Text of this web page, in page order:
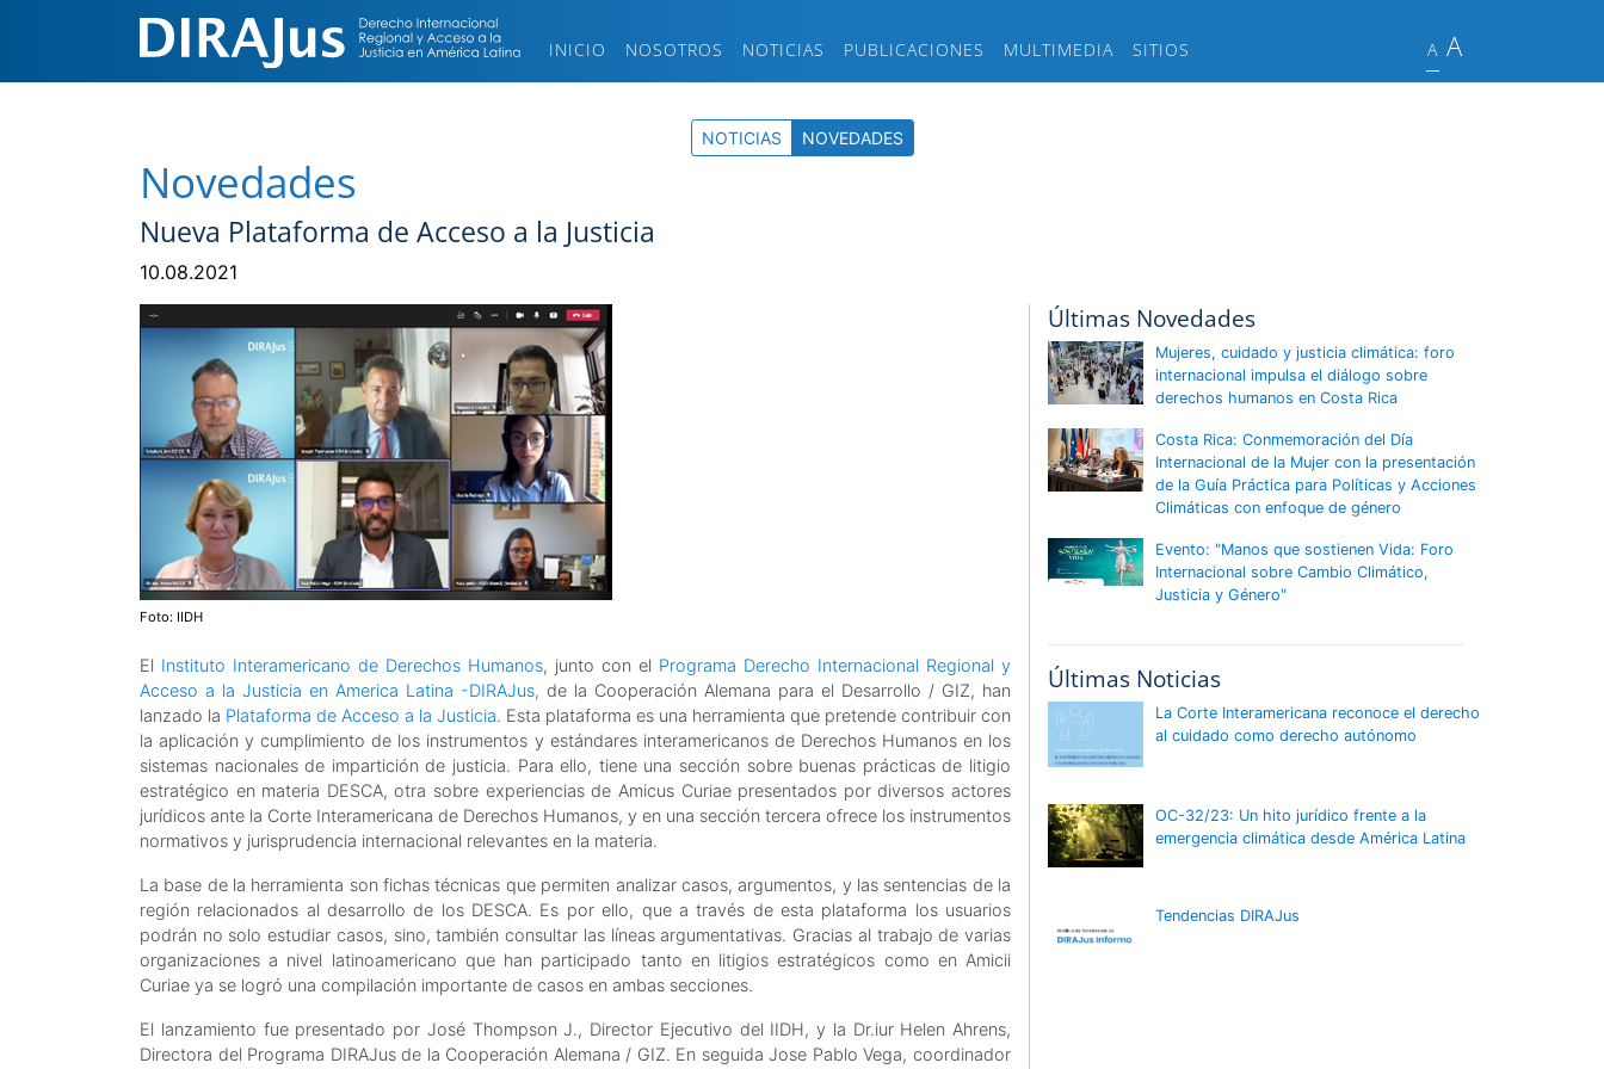
INICIO NOSOTROS NOTICIAS PUBLICACIONES MULTIMEDIA SITIOS A A
NOTICIAS NOVEDADES
Novedades
Nueva Plataforma de Acceso a la Justicia
10.08.2021
Foto: IIDH
El Instituto Interamericano de Derechos Humanos, junto con el Programa Derecho Internacional Regional y
Acceso a la Justicia en America Latina -DIRAJus, de la Cooperación Alemana para el Desarrollo / GIZ, han
lanzado la Plataforma de Acceso a la Justicia. Esta plataforma es una herramienta que pretende contribuir con
la aplicación y cumplimiento de los instrumentos y estándares interamericanos de Derechos Humanos en los
sistemas nacionales de impartición de justicia. Para ello, tiene una sección sobre buenas prácticas de litigio
estratégico en materia DESCA, otra sobre experiencias de Amicus Curiae presentados por diversos actores
jurídicos ante la Corte Interamericana de Derechos Humanos, y en una sección tercera ofrece los instrumentos
normativos y jurisprudencia internacional relevantes en la materia.
La base de la herramienta son fichas técnicas que permiten analizar casos, argumentos, y las sentencias de la
región relacionados al desarrollo de los DESCA. Es por ello, que a través de esta plataforma los usuarios
podrán no solo estudiar casos, sino, también consultar las líneas argumentativas. Gracias al trabajo de varias
organizaciones a nivel latinoamericano que han participado tanto en litigios estratégicos como en Amicii
Curiae ya se logró una compilación importante de casos en ambas secciones.
El lanzamiento fue presentado por José Thompson J., Director Ejecutivo del IIDH, y la Dr.iur Helen Ahrens,
Directora del Programa DIRAJus de la Cooperación Alemana / GIZ. En seguida Jose Pablo Vega, coordinador
Últimas Novedades
Mujeres, cuidado y justicia climática: foro
internacional impulsa el diálogo sobre
derechos humanos en Costa Rica
Costa Rica: Conmemoración del Día
Internacional de la Mujer con la presentación
de la Guía Práctica para Políticas y Acciones
Climáticas con enfoque de género
Evento: "Manos que sostienen Vida: Foro
Internacional sobre Cambio Climático,
Justicia y Género"
Últimas Noticias
La Corte Interamericana reconoce el derecho
al cuidado como derecho autónomo
OC-32/23: Un hito jurídico frente a la
emergencia climática desde América Latina
Tendencias DIRAJus